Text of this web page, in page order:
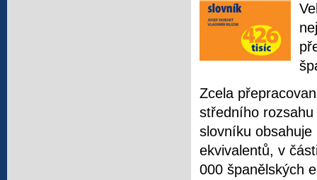
Zcela
středního
slovníku
ekvivalentů, v
000 španělských